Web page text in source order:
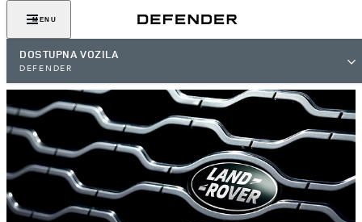
MENU
DOSTUPNA VOZILA
DEFENDER